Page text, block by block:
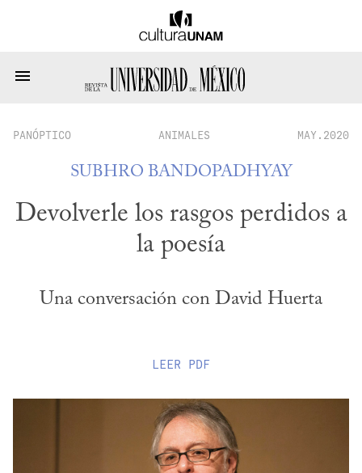
PANÓPTICO ANIMALES MAY.2020
SUBHRO BANDOPADHYAY
Devolverle los rasgos perdidos a
la poesía
Una conversación con David Huerta
LEER PDF